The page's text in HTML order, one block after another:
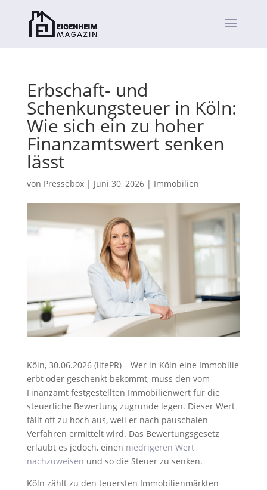
Erbschaft- und
Schenkungsteuer in Köln:
Wie sich ein zu hoher
Finanzamtswert senken
lässt
von Pressebox| Juni 30, 2026| Immobilien
Köln, 30.06.2026 (lifePR) – Wer in Köln eine Immobilie
erbt oder geschenkt bekommt, muss den vom
Finanzamt festgestellten Immobilienwert für die
steuerliche Bewertung zugrunde legen. Dieser Wert
fällt oft zu hoch aus, weil er nach pauschalen
Verfahren ermittelt wird. Das Bewertungsgesetz
erlaubt es jedoch, einen niedrigeren Wert
nachzuweisen und so die Steuer zu senken.
Köln zählt zu den teuersten Immobilienmärkten